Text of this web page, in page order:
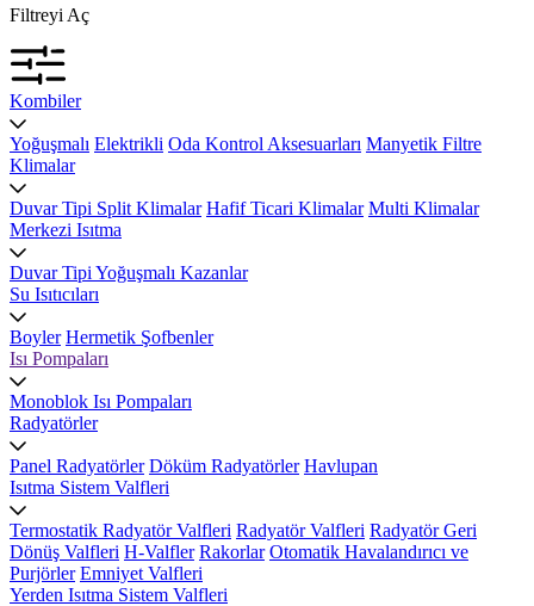
Filtreyi Aç
Kombiler
Yoğuşmalı Elektrikli Oda Kontrol Aksesuarları Manyetik Filtre
Klimalar
Duvar Tipi Split Klimalar Hafif Ticari Klimalar Multi Klimalar
Merkezi Isıtma
Duvar Tipi Yoğuşmalı Kazanlar
Su Isıtıcıları
Boyler Hermetik Şofbenler
Isı Pompaları
Monoblok Isı Pompaları
Radyatörler
Panel Radyatörler Döküm Radyatörler Havlupan
Isıtma Sistem Valfleri
Termostatik Radyatör Valfleri Radyatör Valfleri Radyatör Geri
Dönüş Valfleri H-Valfler Rakorlar Otomatik Havalandırıcı ve
Purjörler Emniyet Valfleri
Yerden Isıtma Sistem Valfleri